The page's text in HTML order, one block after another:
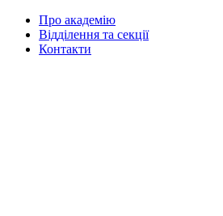
Про академію
Відділення та секції
Контакти